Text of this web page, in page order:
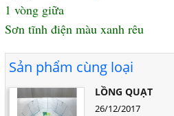
1 vòng giữa
Sơn tĩnh điện màu xanh rêu
Sản phẩm cùng loại
LỒNG QUẠT
26/12/2017